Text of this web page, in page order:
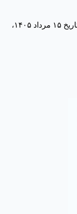
منبع: CoinMarketCap. به‌روزرسانی‌شده در تاریخ ۱۵ مرداد ۱۴۰۵،